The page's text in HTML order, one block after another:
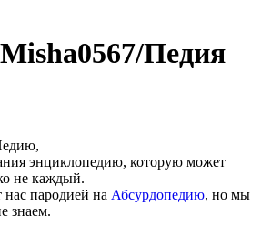
Педия
энциклопедию, которую может
не каждый.
нас пародией на Абсурдопедию, но мы
знаем.